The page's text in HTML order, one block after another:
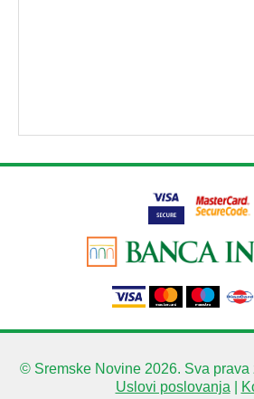
© Sremske Novine 2026. Sva prava
Uslovi poslovanja